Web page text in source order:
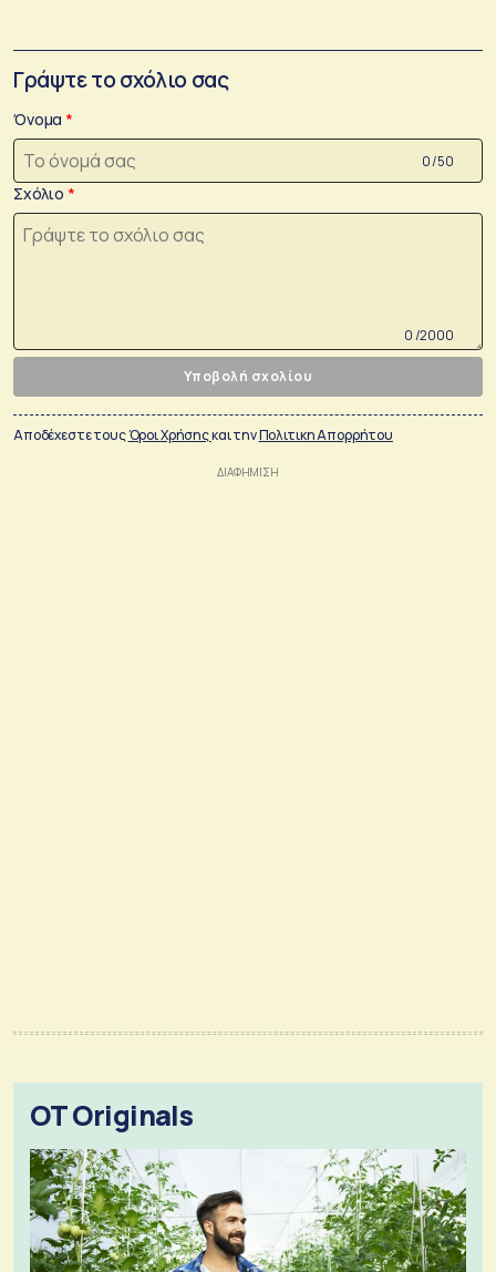
Γράψτε το σχόλιο σας
Όνομα
0 /50
Σχόλιο
0 /2000
Υποβολή σχολίου
Αποδέχεστε τουςΌροι Χρήσηςκαι τηνΠολιτικη Απορρήτου
OT Originals